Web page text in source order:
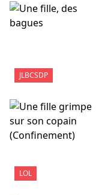
JLBCSDP
LOL